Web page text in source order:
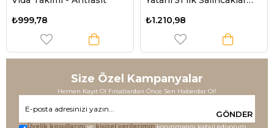
₺999,78
₺1.210,98
Size Özel Kampanyalar
Hemen Kayıt Ol Fırsatlardan Önce Sen Haberdar Ol!
GÖNDER